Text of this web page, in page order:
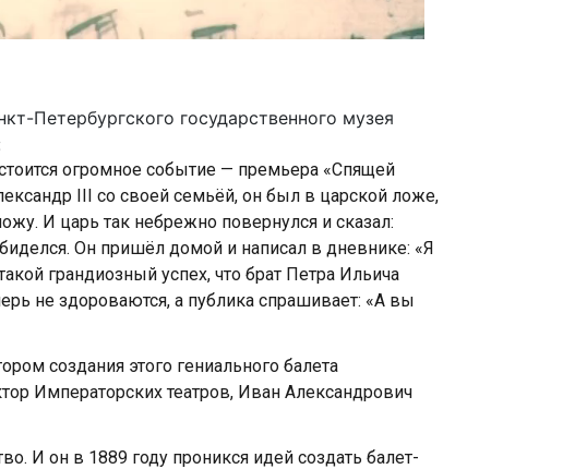
Петербургского государственного музея
огромное событие — премьера «Спящей
III со своей семьёй, он был в царской ложе,
И царь так небрежно повернулся и сказал:
Он пришёл домой и написал в дневнике: «Я
грандиозный успех, что брат Петра Ильича
не здороваются, а публика спрашивает: «А вы
создания этого гениального балета
Императорских театров, Иван Александрович
И он в 1889 году проникся идей создать балет-